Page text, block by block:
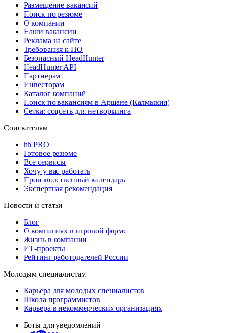
Размещение вакансий
Поиск по резюме
О компании
Наши вакансии
Реклама на сайте
Требования к ПО
Безопасный HeadHunter
HeadHunter API
Партнерам
Инвесторам
Каталог компаний
Поиск по вакансиям в Аршане (Калмыкия)
Сетка: соцсеть для нетворкинга
Соискателям
hh PRO
Готовое резюме
Все сервисы
Хочу у вас работать
Производственный календарь
Экспертная рекомендация
Новости и статьи
Блог
О компаниях в игровой форме
Жизнь в компании
ИТ-проекты
Рейтинг работодателей России
Молодым специалистам
Карьера для молодых специалистов
Школа программистов
Карьера в некоммерческих организациях
Боты для уведомлений